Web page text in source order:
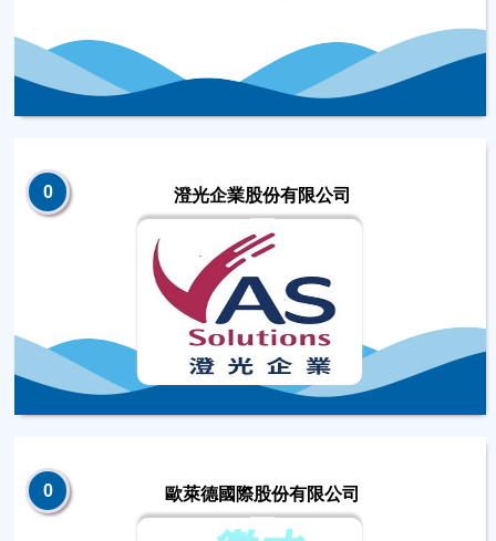
0 澄光企業股份有限公司
0 歐萊德國際股份有限公司